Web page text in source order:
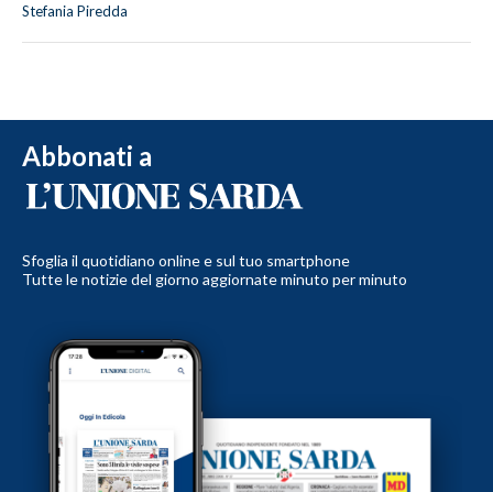
Stefania Piredda
Abbonati a
Sfoglia il quotidiano online e sul tuo smartphone
Tutte le notizie del giorno aggiornate minuto per minuto